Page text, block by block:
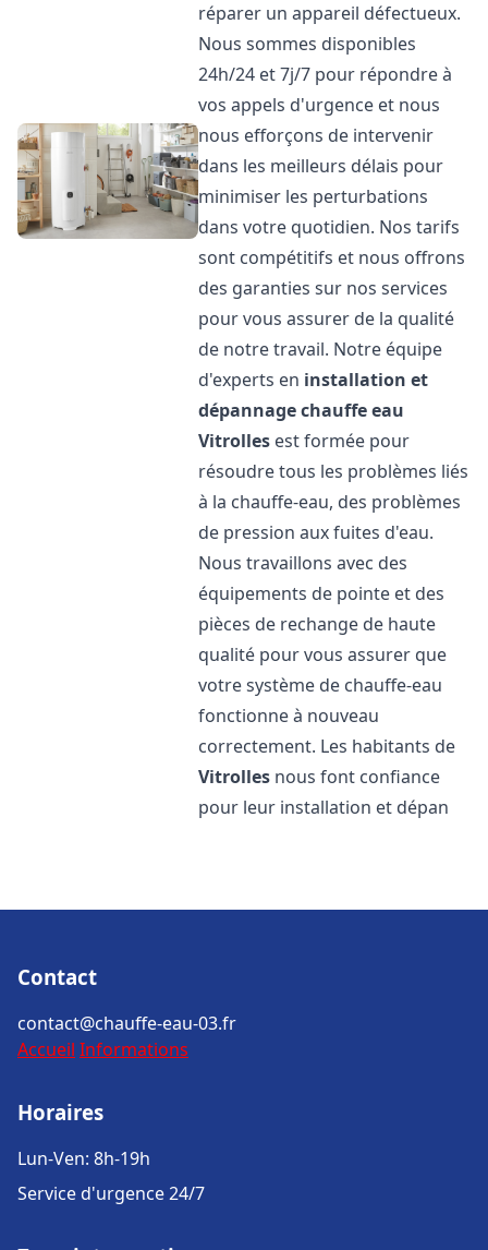
réparer un appareil défectueux.
Nous sommes disponibles
24h/24 et 7j/7 pour répondre à
vos appels d'urgence et nous
nous efforçons de intervenir
dans les meilleurs délais pour
minimiser les perturbations
dans votre quotidien. Nos tarifs
sont compétitifs et nous offrons
des garanties sur nos services
pour vous assurer de la qualité
de notre travail. Notre équipe
d'experts en installation et
dépannage chauffe eau
Vitrolles est formée pour
résoudre tous les problèmes liés
à la chauffe-eau, des problèmes
de pression aux fuites d'eau.
Nous travaillons avec des
équipements de pointe et des
pièces de rechange de haute
qualité pour vous assurer que
votre système de chauffe-eau
fonctionne à nouveau
correctement. Les habitants de
Vitrolles nous font confiance
pour leur installation et dépan
Contact
contact@chauffe-eau-03.fr
Accueil Informations
Horaires
Lun-Ven: 8h-19h
Service d'urgence 24/7